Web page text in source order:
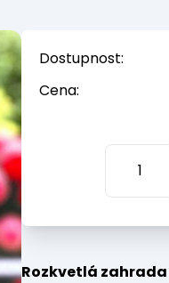
Dostupnost:
Cena:
Rozkvetlá